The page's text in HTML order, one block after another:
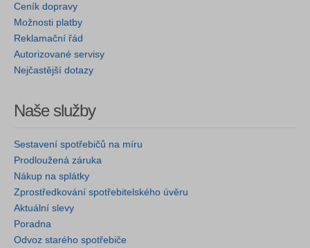
Ceník dopravy
Možnosti platby
Reklamační řád
Autorizované servisy
Nejčastější dotazy
Naše služby
Sestavení spotřebičů na míru
Prodloužená záruka
Nákup na splátky
Zprostředkování spotřebitelského úvěru
Aktuální slevy
Poradna
Odvoz starého spotřebiče